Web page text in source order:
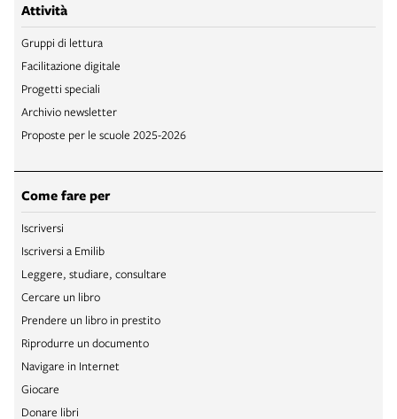
Attività
Gruppi di lettura
Facilitazione digitale
Progetti speciali
Archivio newsletter
Proposte per le scuole 2025-2026
Come fare per
Iscriversi
Iscriversi a Emilib
Leggere, studiare, consultare
Cercare un libro
Prendere un libro in prestito
Riprodurre un documento
Navigare in Internet
Giocare
Donare libri